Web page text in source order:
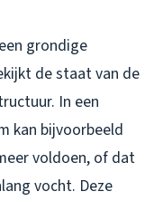
grondige
de staat van de
In een
kan bijvoorbeeld
voldoen, of dat
vocht. Deze